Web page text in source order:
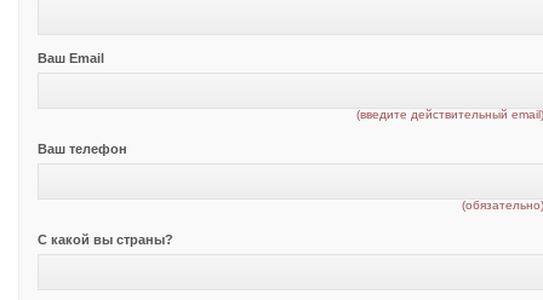
Ваш Email
(введите действительный
Ваш телефон
С какой вы страны?